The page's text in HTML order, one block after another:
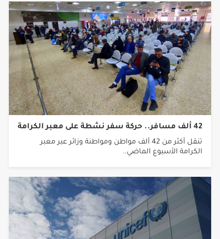
42 ألف مسافر.. حركة سفر نشطة على معبر الكرامة
تنقل أكثر من 42 ألف مواطن ومواطنة وزائر عبر معبر
الكرامة الأسبوع الماضي..